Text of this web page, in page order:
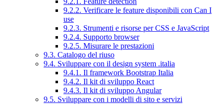
9.2.2. Verificare le feature disponibili con Can I
use
9.2.3. Strumenti e risorse per CSS e JavaScript
9.2.4. Supporto browser
9.2.5. Misurare le prestazioni
9.3. Catalogo del riuso
9.4. Sviluppare con il design system .italia
9.4.1. Il framework Bootstrap Italia
9.4.2. Il kit di sviluppo React
9.4.3. Il kit di sviluppo Angular
9.5. Sviluppare con i modelli di sito e servizi